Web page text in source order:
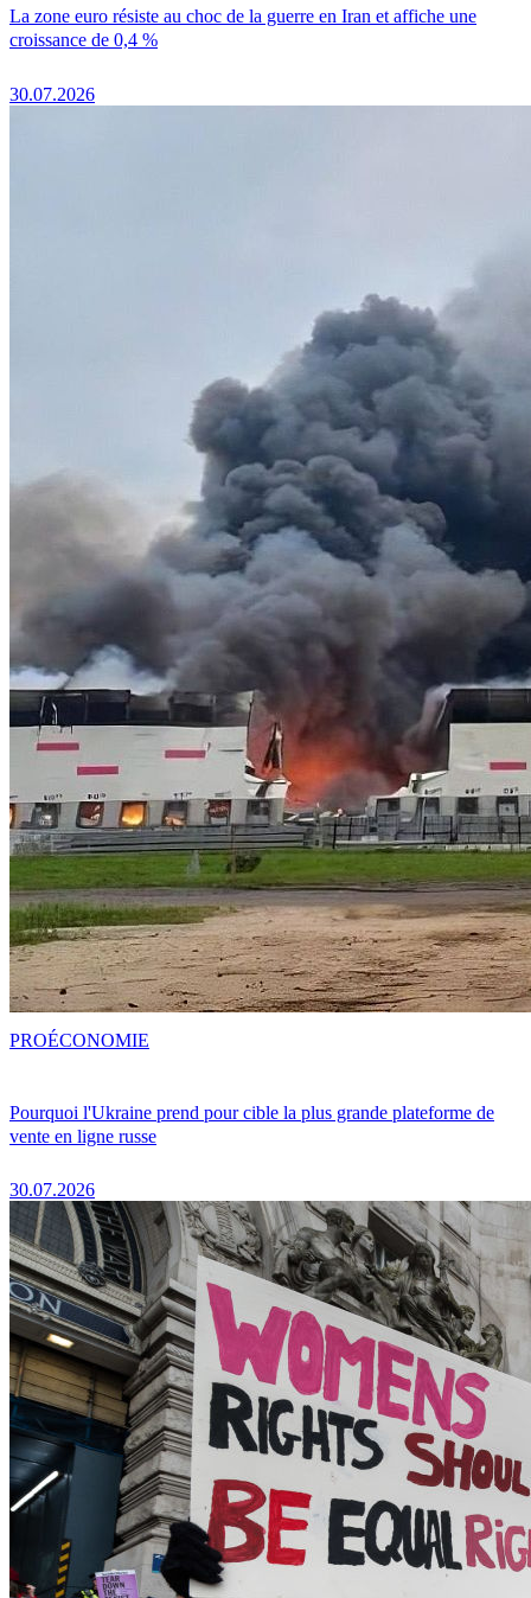
La zone euro résiste au choc de la guerre en Iran et affiche une
croissance de 0,4 %
30.07.2026
Pourquoi l'Ukraine prend pour cible la plus grande plateforme de
vente en ligne russe
30.07.2026
PROÉCONOMIE